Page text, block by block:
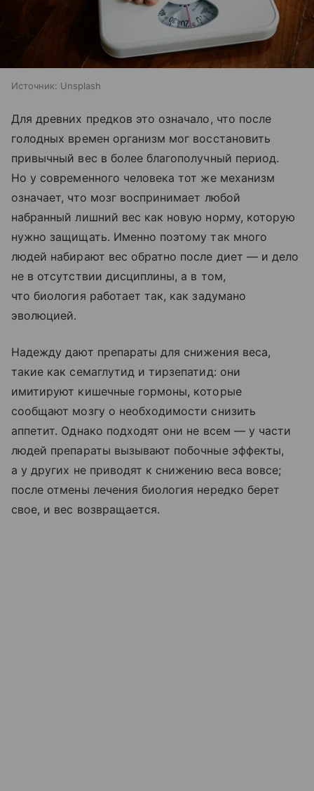
Источник: Unsplash
Для древних предков это означало, что после
голодных времен организм мог восстановить
привычный вес в более благополучный период.
Но у современного человека тот же механизм
означает, что мозг воспринимает любой
набранный лишний вес как новую норму, которую
нужно защищать. Именно поэтому так много
людей набирают вес обратно после диет — и дело
не в отсутствии дисциплины, а в том,
что биология работает так, как задумано
эволюцией.
Надежду дают препараты для снижения веса,
такие как семаглутид и тирзепатид: они
имитируют кишечные гормоны, которые
сообщают мозгу о необходимости снизить
аппетит. Однако подходят они не всем — у части
людей препараты вызывают побочные эффекты,
а у других не приводят к снижению веса вовсе;
после отмены лечения биология нередко берет
свое, и вес возвращается.